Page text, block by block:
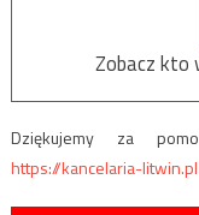
Zobacz kto
Dziękujemy za
https://kancelaria-litwin.pl